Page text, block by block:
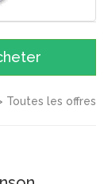
Toutes les offres